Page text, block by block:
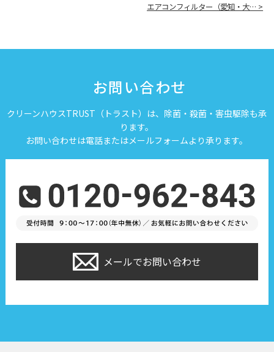
エアコンフィルター（愛知・大… >
お問い合わせ
クリーンハウスTRUST（トラスト）は、除菌・殺菌・害虫駆除も承
ります。
お問い合わせは電話またはメールフォームより承ります。
メールでお問い合わせ